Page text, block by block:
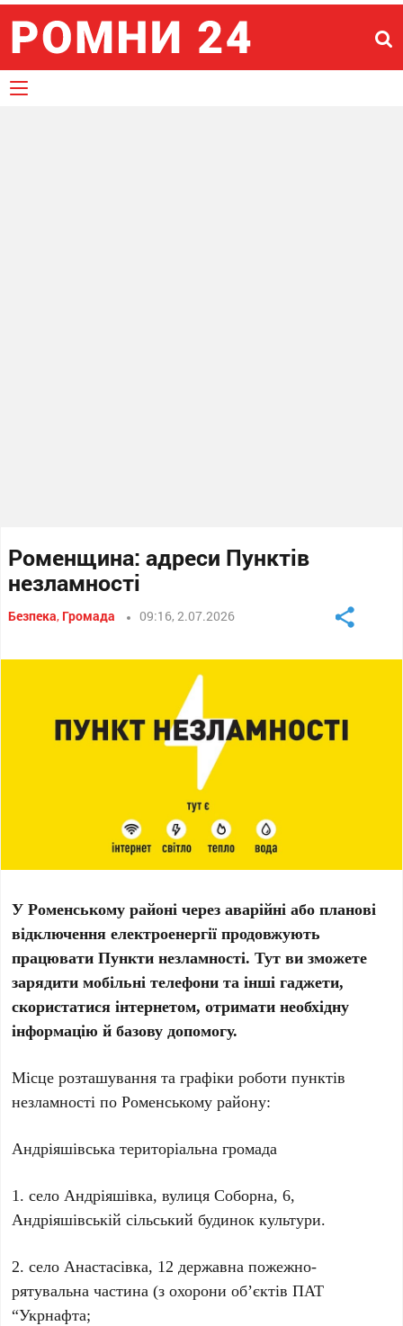
Роменщина: адреси Пунктів
незламності
Безпека, Громада 09:16, 2.07.2026
У Роменському районі через аварійні або планові
відключення електроенергії продовжують
працювати Пункти незламності. Тут ви зможете
зарядити мобільні телефони та інші гаджети,
скористатися інтернетом, отримати необхідну
інформацію й базову допомогу.
Місце розташування та графіки роботи пунктів
незламності по Роменському району:
Андріяшівська територіальна громада
1. село Андріяшівка, вулиця Соборна, 6,
Андріяшівській сільський будинок культури.
2. село Анастасівка, 12 державна пожежно-
рятувальна частина (з охорони об’єктів ПАТ
“Укрнафта;